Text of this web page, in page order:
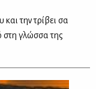
την τρίβει σα
στη γλώσσα της